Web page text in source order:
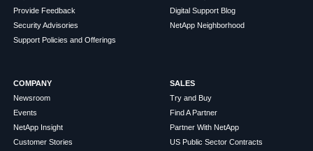
Provide Feedback
Security Advisories
Support Policies and Offerings
Digital Support Blog
NetApp Neighborhood
COMPANY
Newsroom
Events
NetApp Insight
Customer Stories
SALES
Try and Buy
Find A Partner
Partner With NetApp
US Public Sector Contracts